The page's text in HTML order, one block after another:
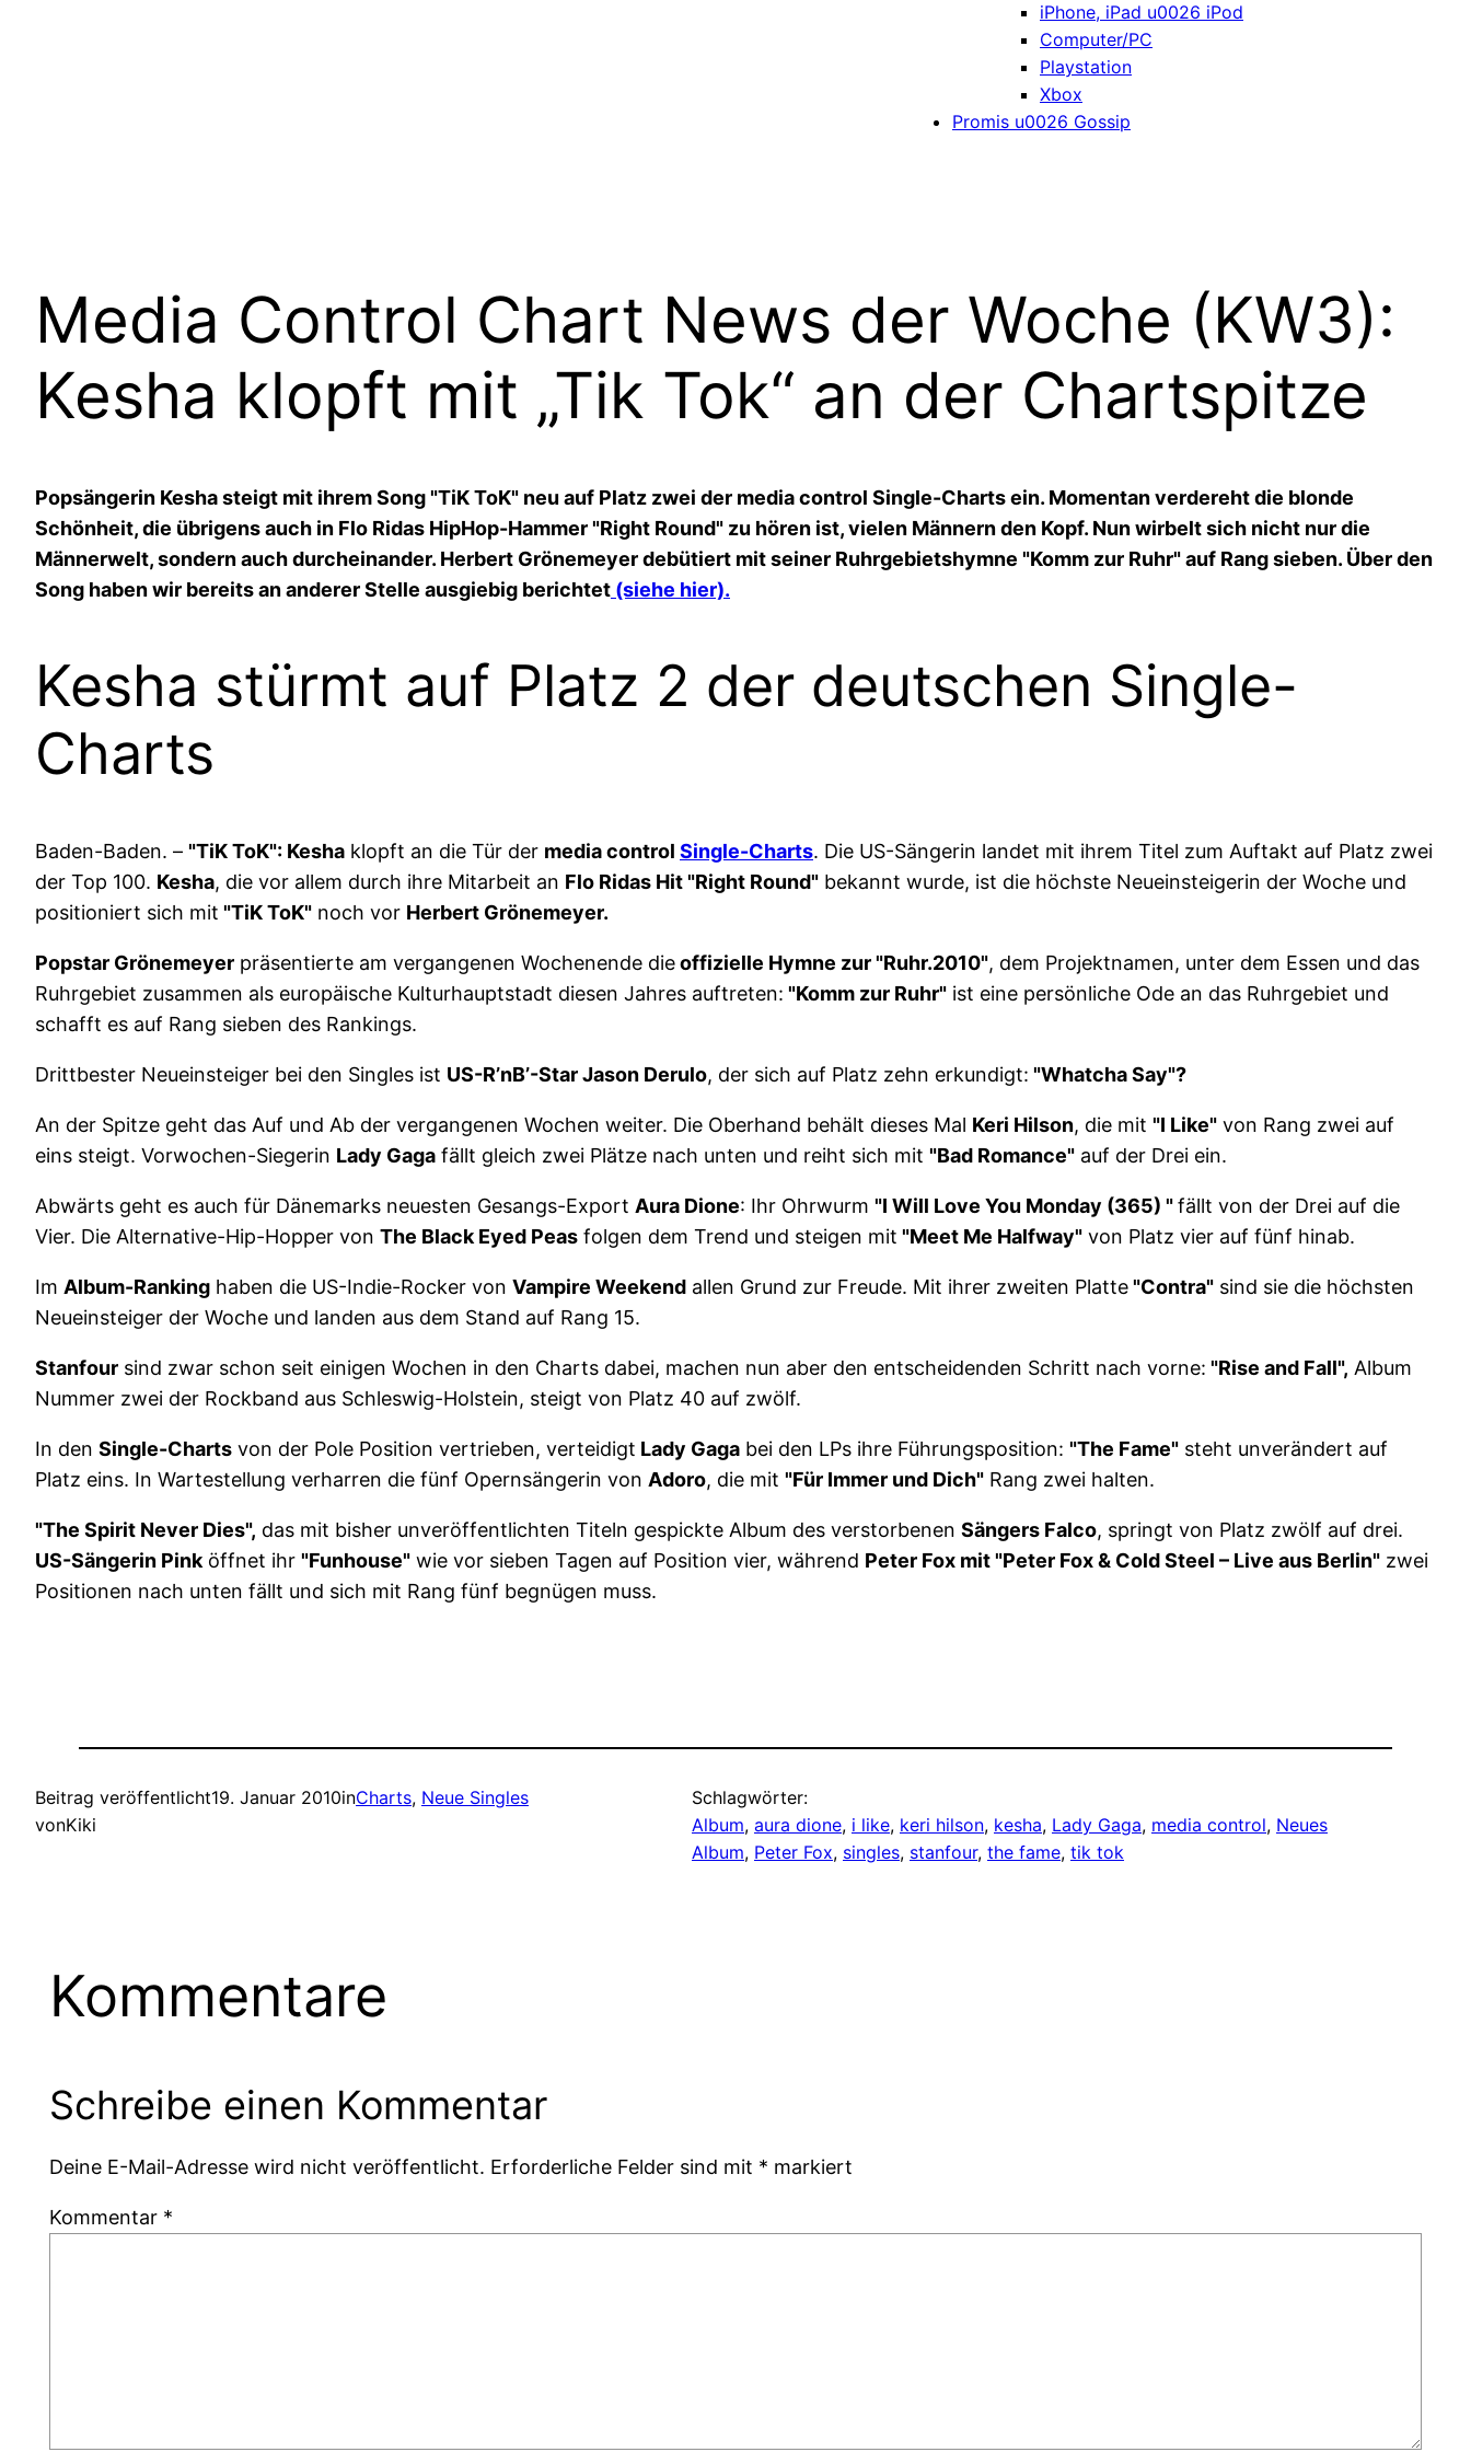
iPhone, iPad u0026 iPod
Computer/PC
Playstation
Xbox
Promis u0026 Gossip
Media Control Chart News der Woche (KW3):
Kesha klopft mit „Tik Tok“ an der Chartspitze
Popsängerin Kesha steigt mit ihrem Song "TiK ToK" neu auf Platz zwei der media control Single-Charts ein. Momentan verdereht die blonde
Schönheit, die übrigens auch in Flo Ridas HipHop-Hammer "Right Round" zu hören ist, vielen Männern den Kopf. Nun wirbelt sich nicht nur die
Männerwelt, sondern auch durcheinander. Herbert Grönemeyer debütiert mit seiner Ruhrgebietshymne "Komm zur Ruhr" auf Rang sieben. Über den
Song haben wir bereits an anderer Stelle ausgiebig berichtet (siehe hier).
Kesha stürmt auf Platz 2 der deutschen Single-
Charts
Baden-Baden. – "TiK ToK": Kesha klopft an die Tür der media control Single-Charts. Die US-Sängerin landet mit ihrem Titel zum Auftakt auf Platz zwei
der Top 100. Kesha, die vor allem durch ihre Mitarbeit an Flo Ridas Hit "Right Round" bekannt wurde, ist die höchste Neueinsteigerin der Woche und
positioniert sich mit "TiK ToK" noch vor Herbert Grönemeyer.
Popstar Grönemeyer präsentierte am vergangenen Wochenende dieoffizielle Hymne zur "Ruhr.2010", dem Projektnamen, unter dem Essen und das
Ruhrgebiet zusammen als europäische Kulturhauptstadt diesen Jahres auftreten: "Komm zur Ruhr" ist eine persönliche Ode an das Ruhrgebiet und
schafft es auf Rang sieben des Rankings.
Drittbester Neueinsteiger bei den Singles ist US-R’nB’-Star Jason Derulo, der sich auf Platz zehn erkundigt: "Whatcha Say"?
An der Spitze geht das Auf und Ab der vergangenen Wochen weiter. Die Oberhand behält dieses Mal Keri Hilson, die mit "I Like" von Rang zwei auf
eins steigt. Vorwochen-Siegerin Lady Gaga fällt gleich zwei Plätze nach unten und reiht sich mit "Bad Romance" auf der Drei ein.
Abwärts geht es auch für Dänemarks neuesten Gesangs-Export Aura Dione: Ihr Ohrwurm "I Will Love You Monday (365) "fällt von der Drei auf die
Vier. Die Alternative-Hip-Hopper von The Black Eyed Peas folgen dem Trend und steigen mit "Meet Me Halfway" von Platz vier auf fünf hinab.
Im Album-Ranking haben die US-Indie-Rocker von Vampire Weekend allen Grund zur Freude. Mit ihrer zweiten Platte"Contra" sind sie die höchsten
Neueinsteiger der Woche und landen aus dem Stand auf Rang 15.
Stanfour sind zwar schon seit einigen Wochen in den Charts dabei, machen nun aber den entscheidenden Schritt nach vorne: "Rise and Fall", Album
Nummer zwei der Rockband aus Schleswig-Holstein, steigt von Platz 40 auf zwölf.
In den Single-Charts von der Pole Position vertrieben, verteidigt Lady Gaga bei den LPs ihre Führungsposition: "The Fame" steht unverändert auf
Platz eins. In Wartestellung verharren die fünf Opernsängerin von Adoro, die mit "Für Immer und Dich" Rang zwei halten.
"The Spirit Never Dies", das mit bisher unveröffentlichten Titeln gespickte Album des verstorbenen Sängers Falco, springt von Platz zwölf auf drei.
US-Sängerin Pink öffnet ihr "Funhouse" wie vor sieben Tagen auf Position vier, während Peter Fox mit "Peter Fox & Cold Steel – Live aus Berlin" zwei
Positionen nach unten fällt und sich mit Rang fünf begnügen muss.
Beitrag veröffentlicht19. Januar 2010inCharts, Neue Singles
vonKiki
Schlagwörter:
Album, aura dione, i like, keri hilson, kesha, Lady Gaga, media control, Neues
Album, Peter Fox, singles, stanfour, the fame, tik tok
Kommentare
Schreibe einen Kommentar
Deine E-Mail-Adresse wird nicht veröffentlicht. Erforderliche Felder sind mit * markiert
Kommentar *